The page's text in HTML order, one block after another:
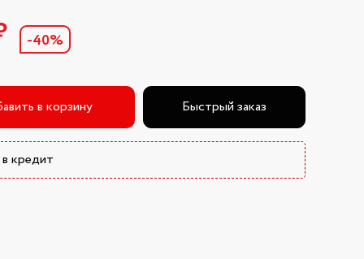
-40%
в корзину Быстрый заказ
кредит